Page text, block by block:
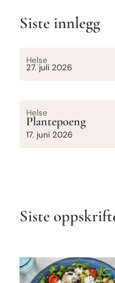
Siste innlegg
Helse
27. juli 2026
Helse
Plantepoeng
17. juni 2026
Siste